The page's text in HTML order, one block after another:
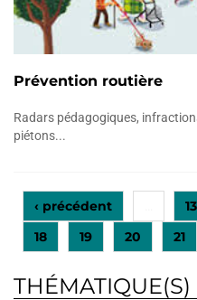
Prévention routière
Radars pédagogiques,
piétons...
‹ précédent 13
18 19 20 21
THÉMATIQUE(S)